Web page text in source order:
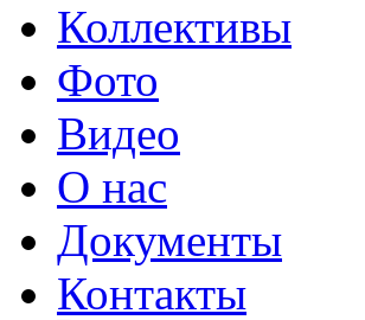
Коллективы
Фото
Видео
О нас
Документы
Контакты